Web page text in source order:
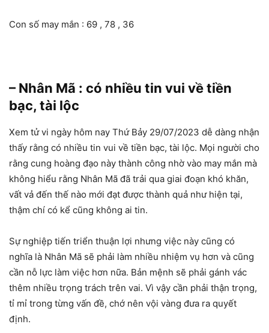
Con số may mắn : 69 , 78 , 36
– Nhân Mã : có nhiều tin vui về tiền
bạc, tài lộc
Xem tử vi ngày hôm nay Thứ Bảy 29/07/2023 dễ dàng nhận
thấy rằng có nhiều tin vui về tiền bạc, tài lộc. Mọi người cho
rằng cung hoàng đạo này thành công nhờ vào may mắn mà
không hiểu rằng Nhân Mã đã trải qua giai đoạn khó khăn,
vất vả đến thế nào mới đạt được thành quả như hiện tại,
thậm chí có kể cũng không ai tin.
Sự nghiệp tiến triển thuận lợi nhưng việc này cũng có
nghĩa là Nhân Mã sẽ phải làm nhiều nhiệm vụ hơn và cũng
cần nỗ lực làm việc hơn nữa. Bản mệnh sẽ phải gánh vác
thêm nhiều trọng trách trên vai. Vì vậy cần phải thận trọng,
tỉ mỉ trong từng vấn đề, chớ nên vội vàng đưa ra quyết
định.